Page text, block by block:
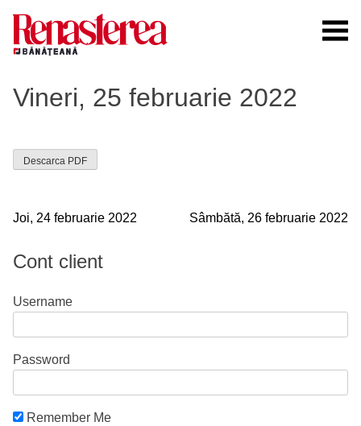
content
Vineri, 25 februarie 2022
Descarca PDF
Navigare
în
Joi, 24 februarie 2022 Sâmbătă, 26 februarie 2022
Cont client
Username
Password
Remember Me